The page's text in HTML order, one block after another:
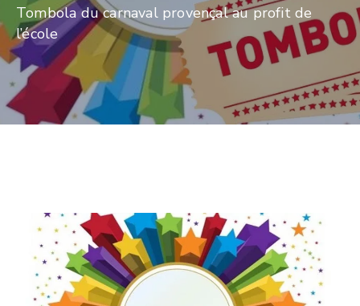
Tombola du carnaval provençal au profit de
l’école